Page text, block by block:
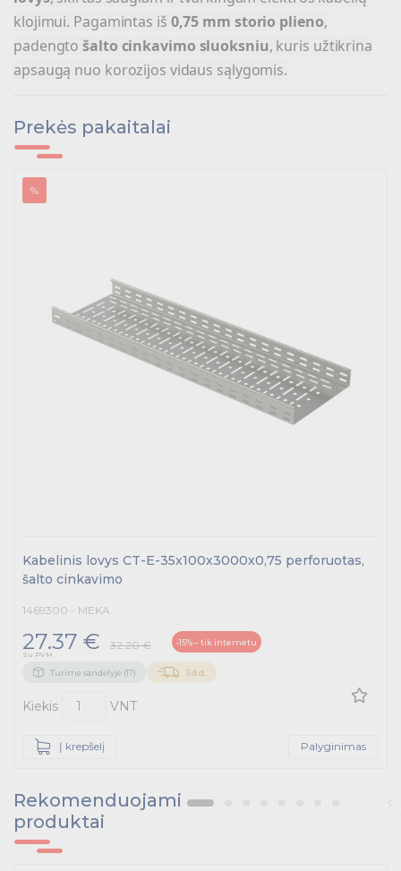
Tvirtinimo medžiagos, instaliacijos jungtys
Telekomunikacijų prekės
klojimui. Pagamintas iš 0,75 mm storio plieno,
padengtošalto cinkavimo sluoksniu, kuris užtikrina
apsaugą nuo korozijos vidaus sąlygomis.
Prekės pakaitalai
%
Kabelinis lovys CT-E-35x100x3000x0,75 perforuotas,
šalto cinkavimo
1469300 - MEKA
27.37 € 32.20 € -15% – tik internetu
Su PVM
Turime sandėlyje (17) 3 d.d.
Kiekis VNT
Į krepšelį Palyginimas
Rekomenduojami
produktai